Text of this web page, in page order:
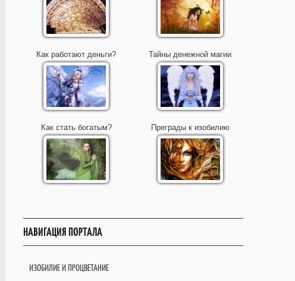
Как работают деньги? Тайны денежной магии
Как стать богатым? Преграды к изобилию
НАВИГАЦИЯ ПОРТАЛА
ИЗОБИЛИЕ И ПРОЦВЕТАНИЕ